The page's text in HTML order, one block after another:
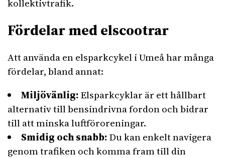
kollektivtrafik.
Fördelar med elscootrar
Att använda en elsparkcykel i Umeå har många
fördelar, bland annat:
Miljövänlig:Elsparkcyklar är ett hållbart
alternativ till bensindrivna fordon och bidrar
till att minska luftföroreningar.
Smidig och snabb:Du kan enkelt navigera
genom trafiken och komma fram till din